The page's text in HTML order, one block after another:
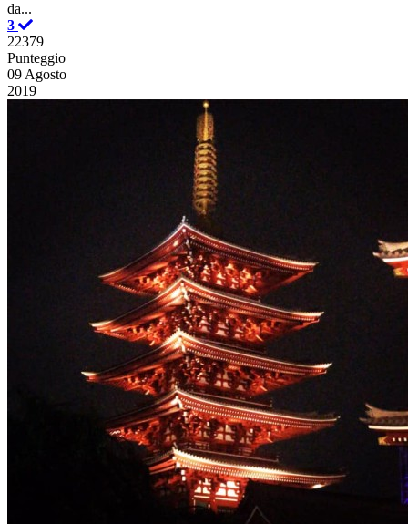
da...
3
22379
Punteggio
09 Agosto
2019